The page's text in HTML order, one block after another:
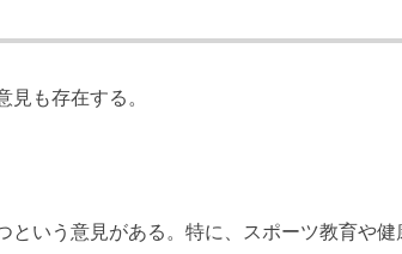
も存在する。
という意見がある。特に、スポーツ教育や健